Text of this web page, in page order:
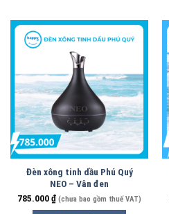
Đèn xông tinh dầu Phú Quý
NEO – Vân đen
785.000₫ (chưa bao gồm thuế VAT)